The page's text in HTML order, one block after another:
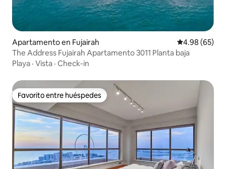
Apartamento en Fujairah Calificación
4.98 (65)
The Address Fujairah Apartamento 3011 Planta baja
Playa · Vista · Check-in
Favorito entre huéspedes
Favorito entre huéspedes